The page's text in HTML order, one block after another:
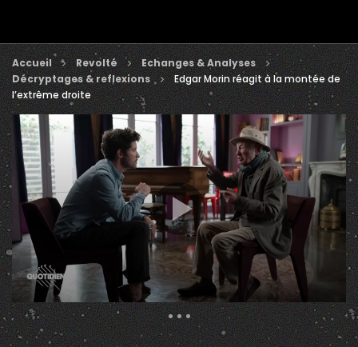
Accueil Revolté
Echanges & Analyses
Décryptages & reflexions
Edgar Morin réagit à la montée de
l’extrême droite
290 Views
7 506 0